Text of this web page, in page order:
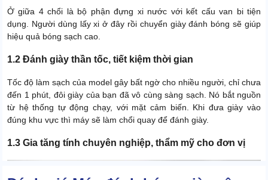
Ở giữa 4 chổi là bộ phận đựng xi nước với kết cấu van bi tiện
dụng. Người dùng lấy xi ở đây rồi chuyển giày đánh bóng sẽ giúp
hiệu quả bóng sạch cao.
1.2 Đánh giày thần tốc, tiết kiệm thời gian
Tốc độ làm sạch của model gây bất ngờ cho nhiều người, chỉ chưa
đến 1 phút, đôi giày của bạn đã vô cùng sàng sạch. Nó bắt nguồn
từ hệ thống tự động chạy, với mặt cảm biến. Khi đưa giày vào
đúng khu vực thì máy sẽ làm chổi quay để đánh giày.
1.3 Gia tăng tính chuyên nghiệp, thẩm mỹ cho đơn vị